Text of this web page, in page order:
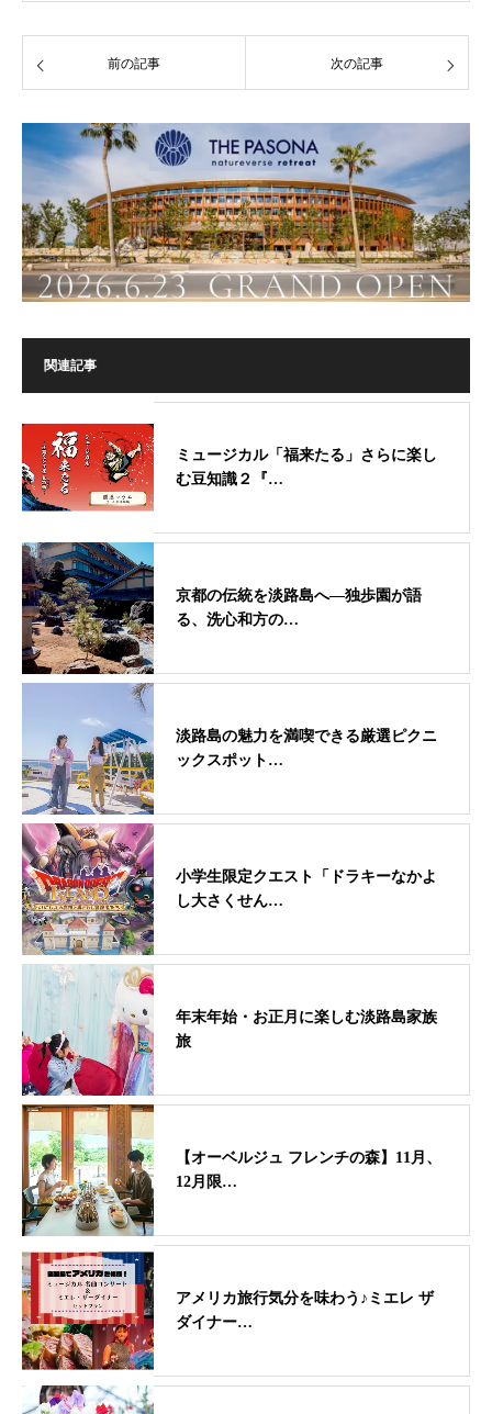
前の記事 次の記事
関連記事
ミュージカル「福来たる」さらに楽し
む豆知識２『…
京都の伝統を淡路島へ―独歩園が語
る、洗心和方の…
淡路島の魅力を満喫できる厳選ピクニ
ックスポット…
小学生限定クエスト「ドラキーなかよ
し大さくせん…
年末年始・お正月に楽しむ淡路島家族
旅
【オーベルジュ フレンチの森】11月、
12月限…
アメリカ旅行気分を味わう♪ミエレ ザ
ダイナー…